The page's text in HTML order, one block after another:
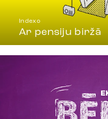
Indexo
Ar pensiju biržā